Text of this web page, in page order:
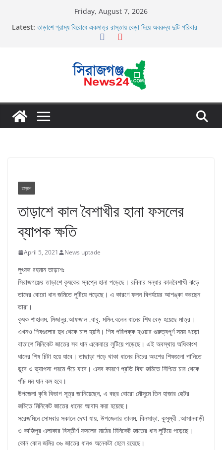
Friday, August 7, 2026
Latest: তাড়াশে গ্রাম্য বিরোধে একমাত্র রাস্তায় বেড়া দিয়ে অবরুদ্ধ দুটি পরিবার
তাড়াশে বাসের চাপায় পথচারী নিহত
চলাচলের রাস্তায় ঈদগাহ মাঠের প্রাচীর তাড়াশে অবরুদ্ধ ৪০টি পরিবার
উল্লাপাড়ায় ১১০ পিচ চায়না দোয়ারী জাল আগুনে পুড়িয়ে ধংস
তাড়াশ
তাড়াশে কাল বৈশাখীর হানা ফসলের
ব্যাপক ক্ষতি
April 5, 2021 News uptade
লুৎফর রহমান তাড়াশঃ
সিরাজগঞ্জের তাড়াশে কৃষকের স্বপ্নে হানা পড়েছে। রবিবার সন্ধার কালবৈশাখী ঝড়ে
তাদের বোরো ধান জমিতে লুটিয়ে পড়েছে। এ কারণে ফলন বিপর্যয়ের আশঙ্কা করছেন
তারা।
কৃষক শাহালম, মিজানুর,আফজাল ,বাবু, মমিন,বলেন ধানের শিষ বেড় হয়েছে মাত্র।
এখনও শিষগুলোর দুধ থেকে চাল হয়নি। শিষ পরিপক্ক হওয়ার গুরুত্বপূর্ণ সময় ঝড়ো
বাতাশে মিনিকেট জাতের সব ধান একেবারে লুটিয়ে পড়েছে। এই অবস্থায় অধিকাংশ
ধানের শিষ চিটা হয়ে যাবে। তাছাড়া পড়ে থাকা ধানের নিচের অংশের শিষগুলো পানিতে
ডুবে ও ভ্যাপসা গরমে পঁচে যাবে। এসব কারণে প্রতি বিঘা জমিতে নিশ্চিত চার থেকে
পাঁচ মন ধান কম হবে।
উপজেলা কৃষি বিভাগ সূত্র জানিয়েছেন, এ বছর বোরো মৌসুমে তিন হাজার হেক্টর
জমিতে মিনিকেট জাতের ধানের আবাদ করা হয়েছে।
সরেজমিনে সোমবার সকালে দেখা যায়, উপজেলার তালম, বিনসাড়া, কুসুম্বী ,আসানবাড়ী
ও কাজিপুর এলাকার বিস্তীর্ণ ফসলের মাঠের মিনিকেট জাতের ধান লুটিয়ে পড়েছে।
কোন কোন জমির ৩৬ জাতের ধানও অনেকটা হেলে রয়েছে।